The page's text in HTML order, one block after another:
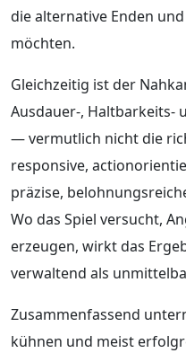
die alternative Enden
möchten.
Gleichzeitig ist der
Ausdauer-, Haltbarkeits-
— vermutlich nicht die
responsive,
präzise,
Wo das Spiel versucht,
erzeugen, wirkt das
verwaltend als
Zusammenfassend
kühnen und meist